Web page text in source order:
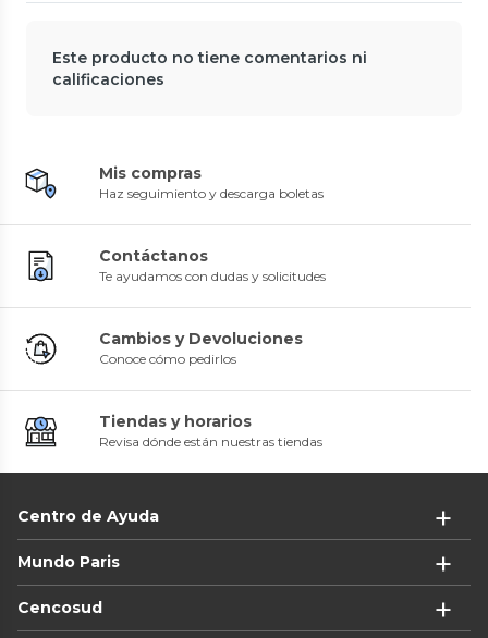
Este producto no tiene comentarios ni
calificaciones
Mis compras
Haz seguimiento y descarga boletas
Contáctanos
Te ayudamos con dudas y solicitudes
Cambios y Devoluciones
Conoce cómo pedirlos
Tiendas y horarios
Revisa dónde están nuestras tiendas
Centro de Ayuda
Mundo Paris
Cencosud